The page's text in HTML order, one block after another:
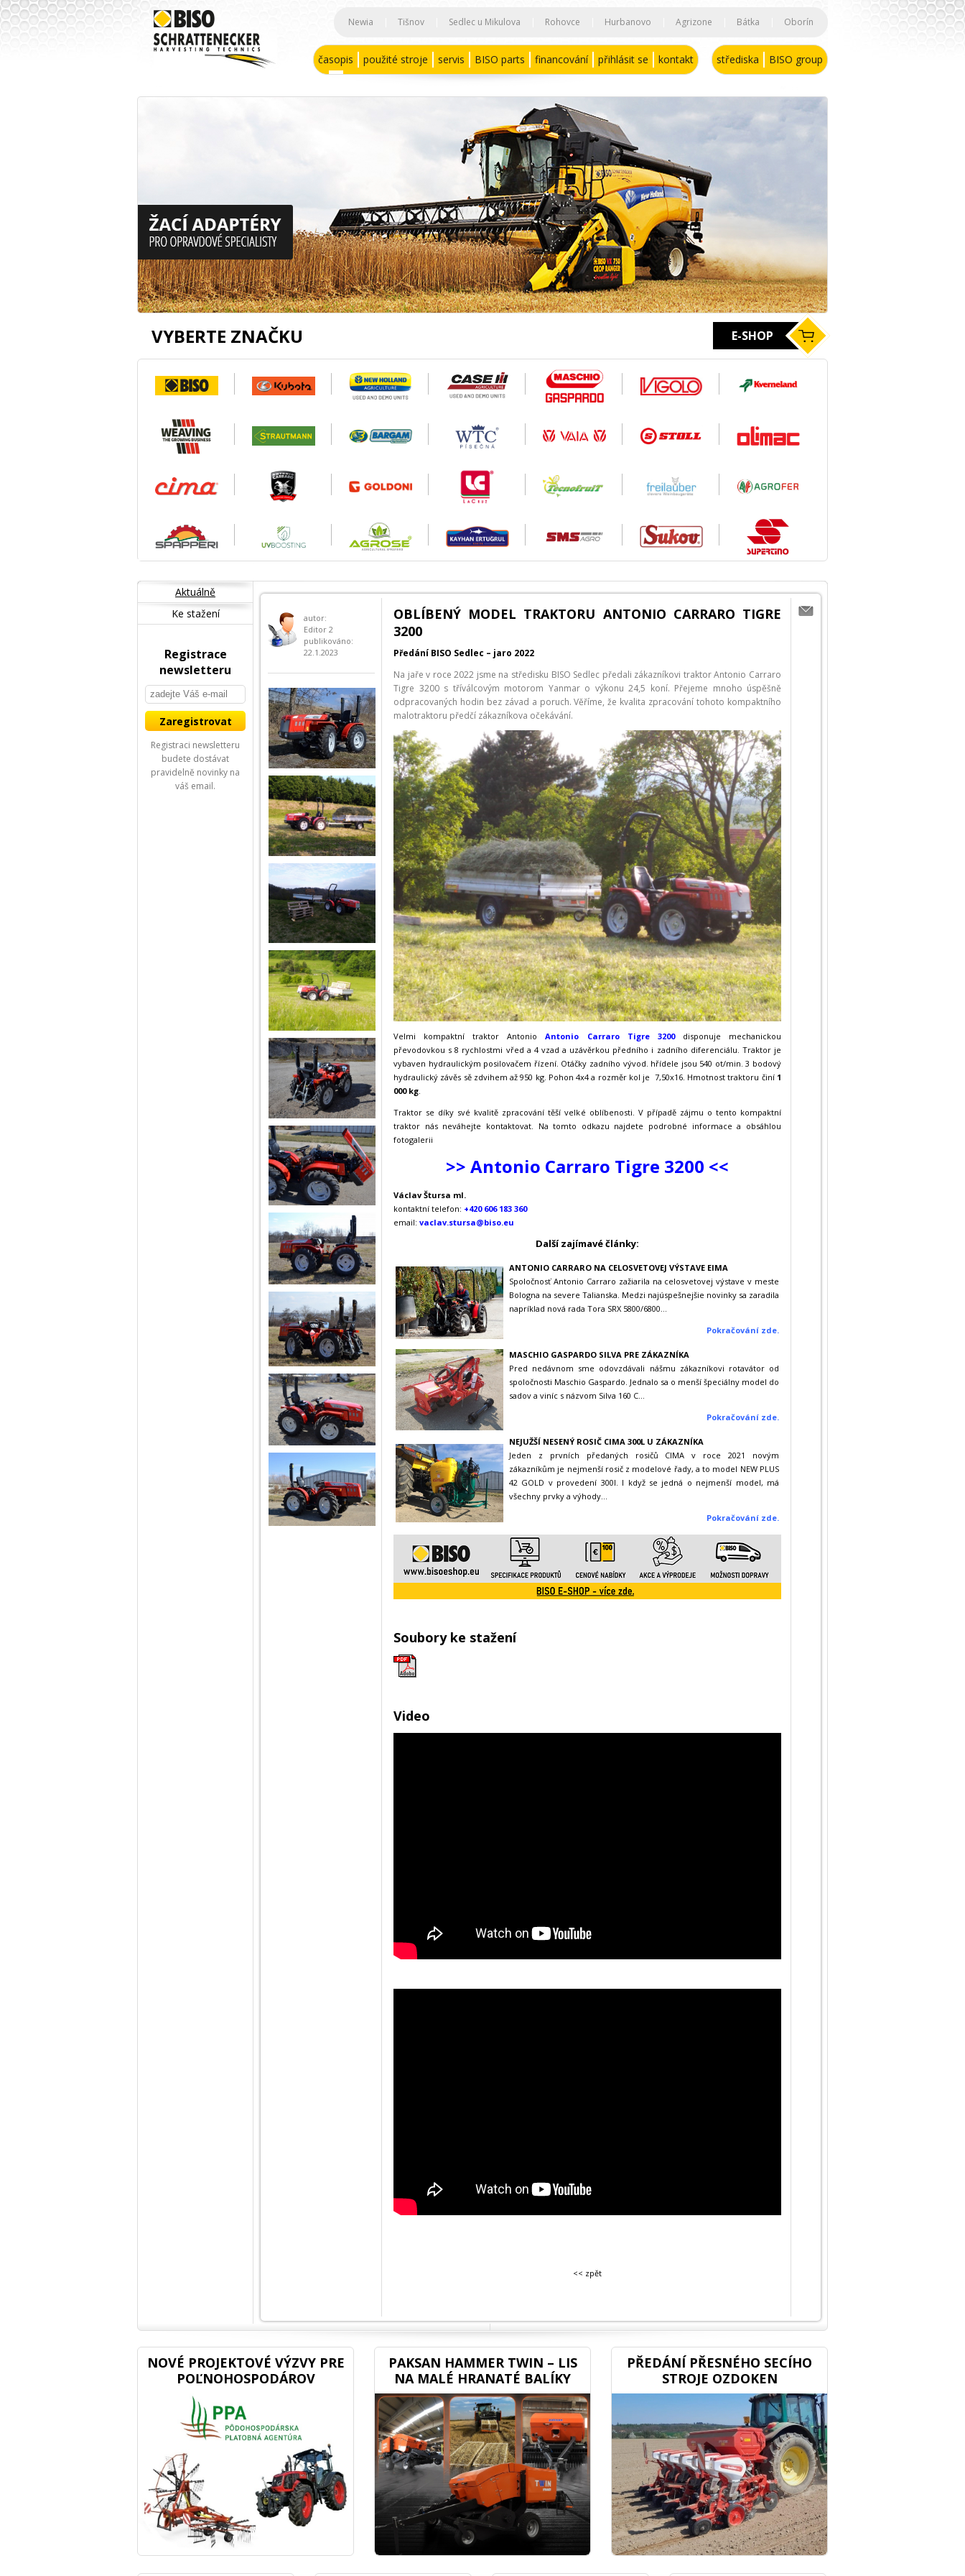
Newia Tišnov Sedlec u Mikulova Rohovce Hurbanovo Agrizone Bátka Oborín
střediska BISO group
časopis použité stroje servis BISO parts financování přihlásit se kontakt
VYBERTE ZNAČKU E-SHOP
autor:
Editor 2
publikováno:
22.1.2023
OBLÍBENÝ MODEL TRAKTORU ANTONIO CARRARO TIGRE
3200
Předání BISO Sedlec – jaro 2022
Na jaře v roce 2022 jsme na středisku BISO Sedlec předali zákazníkovi traktor Antonio Carraro
Tigre 3200 s tříválcovým motorom Yanmar o výkonu 24,5 koní. Přejeme mnoho úspěšně
odpracovaných hodin bez závad a poruch. Věříme, že kvalita zpracování tohoto kompaktního
malotraktoru předčí zákazníkova očekávání.
Velmi kompaktní traktor AntonioAntonio Carraro Tigre 3200disponuje mechanickou
převodovkou s 8 rychlostmi vřed a 4 vzad a uzávěrkou předního i zadního diferenciálu. Traktor je
vybaven hydraulickým posilovačem řízení. Otáčky zadního vývod. hřídele jsou 540 ot/min. 3 bodový
hydraulický závěs sě zdvihem až 950 kg. Pohon 4x4 a rozměr kol je 7,50x16. Hmotnost traktoru činí 1
000 kg.
Traktor se díky své kvalitě zpracování těší velké oblíbenosti. V případě zájmu o tento kompaktní
traktor nás neváhejte kontaktovat. Na tomto odkazu najdete podrobné informace a obsáhlou
fotogalerii
>> Antonio Carraro Tigre 3200 <<
Václav Štursa ml.
kontaktní telefon: +420 606 183 360
email: vaclav.stursa@biso.eu
Další zajímavé články:
ANTONIO CARRARO NA CELOSVETOVEJ VÝSTAVE EIMA
Spoločnosť Antonio Carraro zažiarila na celosvetovej výstave v meste
Bologna na severe Talianska. Medzi najúspešnejšie novinky sa zaradila
napríklad nová rada Tora SRX 5800/6800...
Pokračování zde.
MASCHIO GASPARDO SILVA PRE ZÁKAZNÍKA
Pred nedávnom sme odovzdávali nášmu zákazníkovi rotavátor od
spoločnosti Maschio Gaspardo. Jednalo sa o menší špeciálny model do
sadov a viníc s názvom Silva 160 C...
Pokračování zde.
NEJUŽŠÍ NESENÝ ROSIČ CIMA 300L U ZÁKAZNÍKA
Jeden z prvních předaných rosičů CIMA v roce 2021 novým
zákazníkům je nejmenší rosič z modelové řady, a to model NEW PLUS
42 GOLD v provedení 300l. I když se jedná o nejmenší model, má
všechny prvky a výhody...
Pokračování zde.
Soubory ke stažení
Video
<< zpět
Aktuálně
Ke stažení
Registrace
newsletteru
Registraci newsletteru
budete dostávat
pravidelně novinky na
váš email.
NOVÉ PROJEKTOVÉ VÝZVY PRE
POĽNOHOSPODÁROV
PAKSAN HAMMER TWIN – LIS
NA MALÉ HRANATÉ BALÍKY
PŘEDÁNÍ PŘESNÉHO SECÍHO
STROJE OZDOKEN